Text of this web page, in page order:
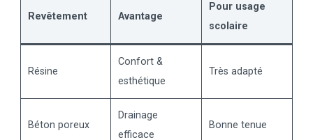
Revêtement Avantage
Pour usage
scolaire
Résine
Confort &
esthétique
Très adapté
Béton poreux
Drainage
efficace
Bonne tenue